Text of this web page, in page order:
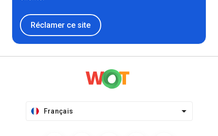
Réclamer ce site
Français